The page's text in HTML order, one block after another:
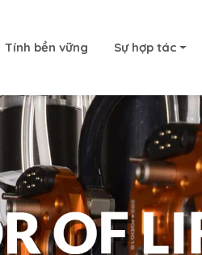
Tính bền vững Sự hợp tác